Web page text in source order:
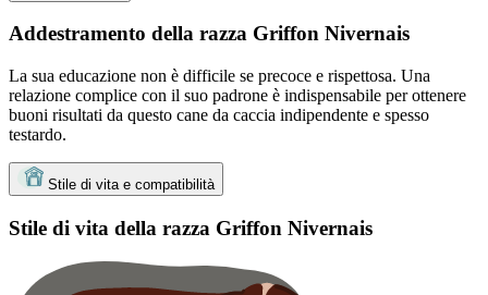
Addestramento della razza Griffon Nivernais
La sua educazione non è difficile se precoce e rispettosa. Una
relazione complice con il suo padrone è indispensabile per ottenere
buoni risultati da questo cane da caccia indipendente e spesso
testardo.
Stile di vita e compatibilità
Stile di vita della razza Griffon Nivernais